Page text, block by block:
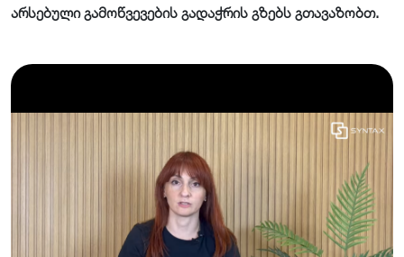
არსებული გამოწვევების გადაჭრის გზებს გთავაზობთ.